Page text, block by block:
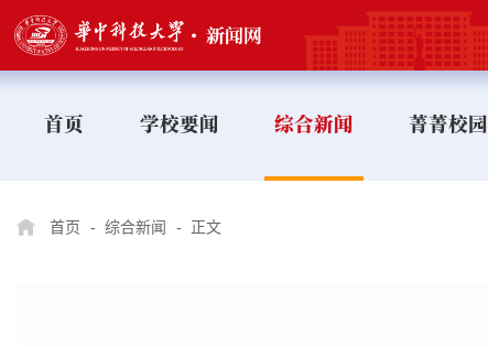
首页 学校要闻 综合新闻 菁菁校园
首页 - 综合新闻 - 正文